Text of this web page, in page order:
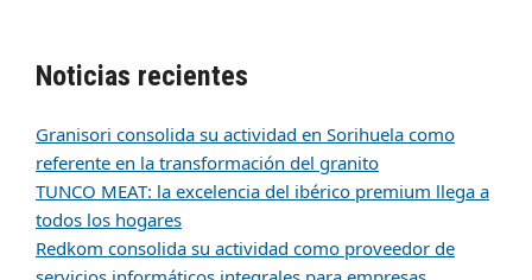
Noticias recientes
Granisori consolida su actividad en Sorihuela como
referente en la transformación del granito
TUNCO MEAT: la excelencia del ibérico premium llega a
todos los hogares
Redkom consolida su actividad como proveedor de